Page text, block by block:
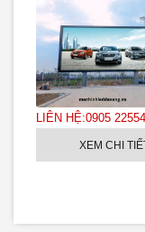
LIÊN HỆ:0905
XEM CHI